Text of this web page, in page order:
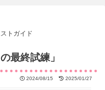
トガイド
最終試練」
2024/08/15 2025/01/27